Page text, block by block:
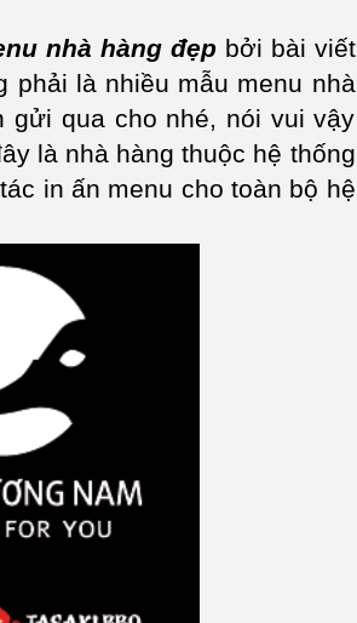
nhà hàng đẹpbởi bài viết
phải là nhiều mẫu menu nhà
gửi qua cho nhé, nói vui vậy
là nhà hàng thuộc hệ thống
in ấn menu cho toàn bộ hệ